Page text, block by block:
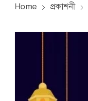
Home প্রকাশনী